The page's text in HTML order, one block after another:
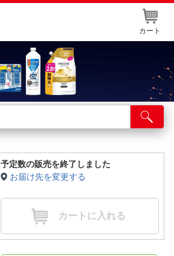
カート
予定数の販売を終了しました
お届け先を変更する
カートに入れる